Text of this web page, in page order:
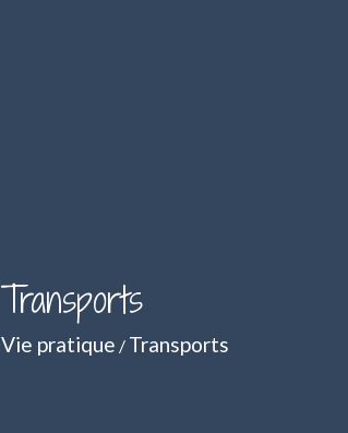
Transports
Vie pratique / Transports